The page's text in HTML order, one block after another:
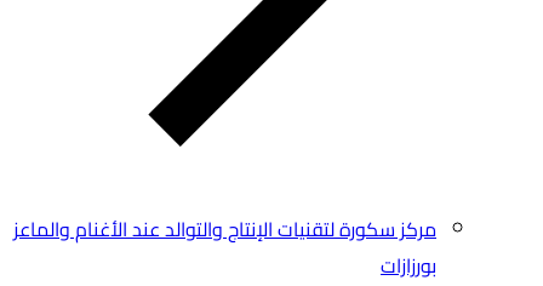
مركز سكورة لتقنيات الإنتاج والتوالد عند الأغنام والماعز
بورزازات